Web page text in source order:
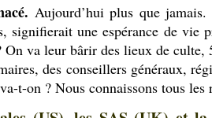
Aujourd’hui plus que
signifierait une espérance de vie
On va leur bârir des lieux de
des conseillers généraux,
t-on ? Nous connaissons tous les